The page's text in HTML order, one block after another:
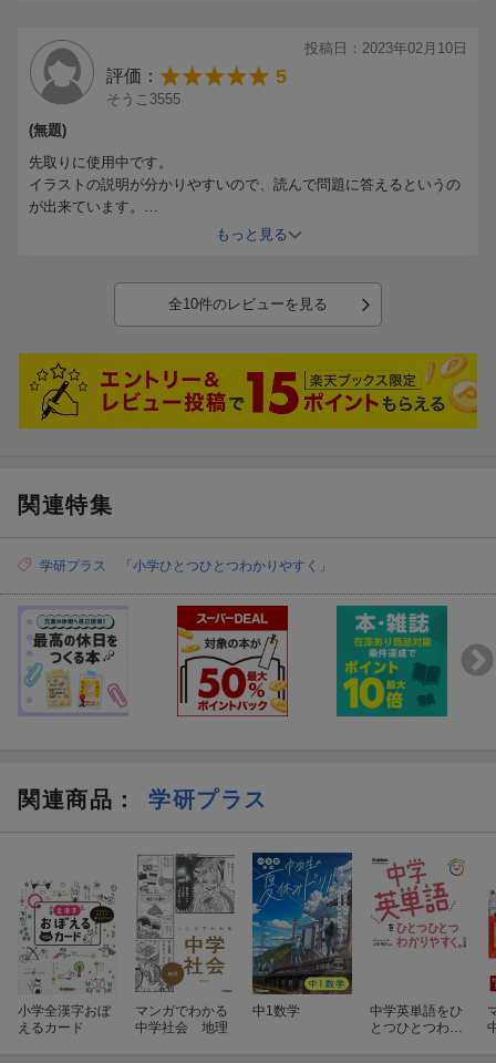
投稿日：2023年02月10日
評価： 5
そうこ3555
(無題)
先取りに使用中です。
イラストの説明が分かりやすいので、読んで問題に答えるというの
が出来ています。
ちゃんと読めば答えが見つかるようになっているので、自然に頭に
もっと見る
全10件のレビューを見る
関連特集
学研プラス 「小学ひとつひとつわかりやすく」
関連商品 ： 学研プラス
小学全漢字おぼ
えるカード
マンガでわかる
中学社会 地理
中1数学
中学英単語をひ
とつひとつわか